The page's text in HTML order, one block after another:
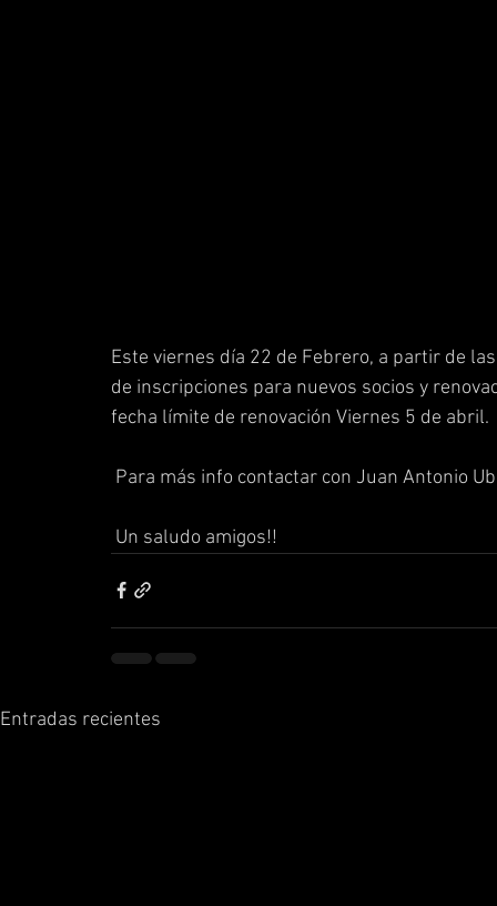
Este viernes día 22 de Febrero, a partir de
de inscripciones para nuevos socios y
fecha límite de renovación Viernes 5 de abril.
Para más info contactar con Juan Antonio
Un saludo amigos!!
Entradas recientes